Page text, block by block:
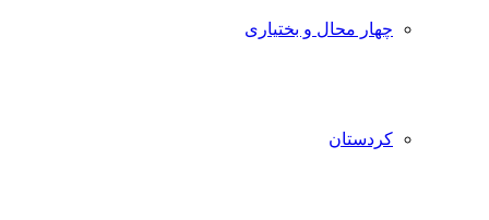
چهار محال و بختیاری
کردستان